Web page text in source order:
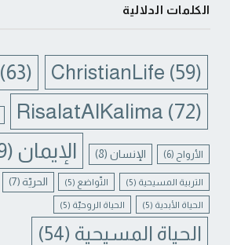
الكلمات الدلالية
ChristianLife (59)
(63)
RisalatAlKalima (72)
الأرواح (6) الإنسان(8) الإيمان (69)
التربية المسيحية (5) التّواضع (5) الحريّة (7)
الحياة الأبدية (5) الحياة الروحيّة (5)
الحياة المسيحية (54)